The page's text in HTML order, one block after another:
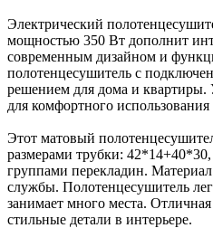
Электрический
мощностью 350 Вт дополнит
современным дизайном и
полотенцесушитель с
решением для дома и квартиры.
для комфортного
Этот матовый
размерами трубки: 42*14+40*30,
группами перекладин.
службы. Полотенцесушитель
занимает много места.
стильные детали в интерьере.